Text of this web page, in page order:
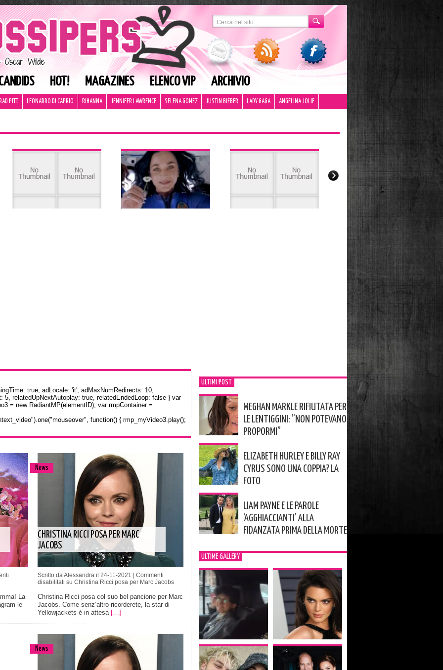
HOT! MAGAZINES ELENCO VIP ARCHIVIO
PITT LEONARDO DI CAPRIO RIHANNA JENNIFER LAWRENCE SELENA GOMEZ JUSTIN BIEBER LADY GAGA ANGELINA JOLIE
true, adLocale: 'it', adMaxNumRedirects: 10,
relatedUpNextAutoplay: true, relatedEndedLoop: false } var
= new RadiantMP(elementID); var rmpContainer =
function() { rmp_myVideo3.play();
La
le
News
CHRISTINA RICCI POSA PER MARC
JACOBS
Scritto da Alessandra il 24-11-2021 | Commenti
disabilitati su Christina Ricci posa per Marc Jacobs
Christina Ricci posa col suo bel pancione per Marc
Jacobs. Come senz’altro ricorderete, la star di
Yellowjackets è in attesa […]
News
ULTIMI POST
MEGHAN MARKLE RIFIUTATA PER
LE LENTIGGINI: ”NON POTEVANO
PROPORMI”
ELIZABETH HURLEY E BILLY RAY
CYRUS SONO UNA COPPIA? LA
FOTO
LIAM PAYNE E LE PAROLE
‘AGGHIACCIANTI’ ALLA
FIDANZATA PRIMA DELLA MORTE
ULTIME GALLERY